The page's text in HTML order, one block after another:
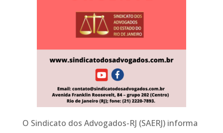
O Sindicato dos Advogados-RJ (SAERJ) informa